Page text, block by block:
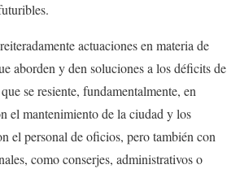
actuaciones en materia de
aborden y den soluciones a los déficits de
se resiente, fundamentalmente, en
el mantenimiento de la ciudad y los
el personal de oficios, pero también con
como conserjes, administrativos o